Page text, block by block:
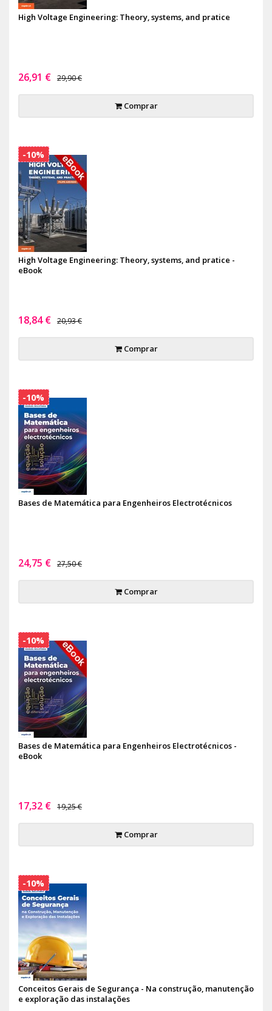
High Voltage Engineering: Theory, systems, and pratice
26,91 € 29,90 €
Comprar
High Voltage Engineering: Theory, systems, and pratice -
eBook
18,84 € 20,93 €
Comprar
-10%
Bases de Matemática para Engenheiros Electrotécnicos
24,75 € 27,50 €
Comprar
-10%
Bases de Matemática para Engenheiros Electrotécnicos -
eBook
17,32 € 19,25 €
Comprar
-10%
Conceitos Gerais de Segurança - Na construção, manutenção
e exploração das instalações
-10%